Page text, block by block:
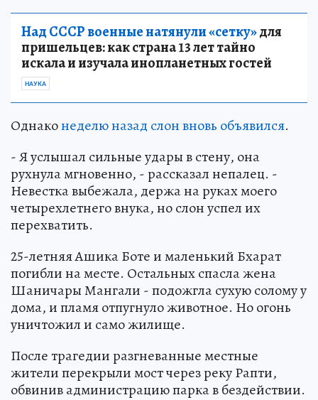
Над СССР военные натянули «сетку»для
пришельцев: как страна 13 лет тайно
искала и изучала инопланетных гостей
НАУКА
Однаконеделю назад слон вновь объявился.
- Я услышал сильные удары в стену, она
рухнула мгновенно, - рассказал непалец. -
Невестка выбежала, держа на руках моего
четырехлетнего внука, но слон успел их
перехватить.
25-летняя Ашика Боте и маленький Бхарат
погибли на месте. Остальных спасла жена
Шаничары Мангали - подожгла сухую солому у
дома, и пламя отпугнуло животное. Но огонь
уничтожил и само жилище.
После трагедии разгневанные местные
жители перекрыли мост через реку Рапти,
обвинив администрацию парка в бездействии.